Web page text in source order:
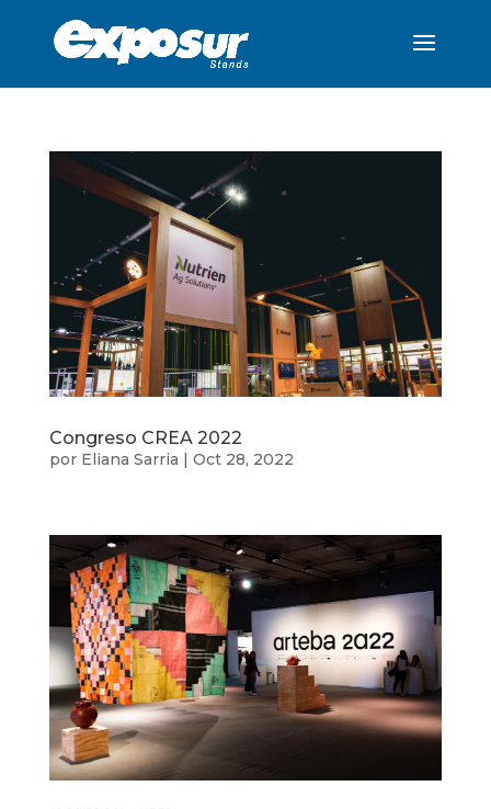
Congreso CREA 2022
por Eliana Sarria | Oct 28, 2022